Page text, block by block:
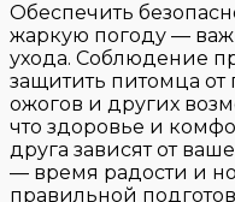
Обеспечить
жаркую погоду —
ухода. Соблюдение
защитить питомца от
ожогов и других
что здоровье и
друга зависят от
— время радости и
правильной